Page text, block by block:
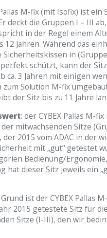
M-fix (mit Isofix) ist ein
deckt die Gruppen I – III
in der Regel einem
12 Jahren. Während das
in
perfekt schützt, kann der
ca. 3 Jahren mit einigen
Solution M-fix
der Sitz bis zu 11 Jahre
: der CYBEX Pallas M-
mitwachsenden Sitze
der 2015 vom ADAC in der
mit „gut“ getestet
Bedienung/
hat dieser Sitz jeweils ein
ist der CYBEX Pallas
2015 getestete Sitz für
Sitze (I-III), den wir